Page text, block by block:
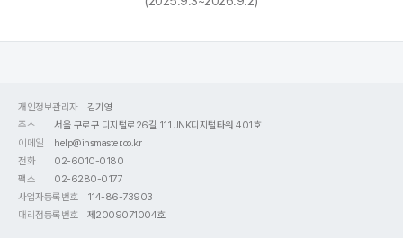
개인정보관리자
김기영
주소
서울 구로구 디지털로26길 111 JNK디지털타워 401호
이메일
help@insmaster.co.kr
전화
02-6010-0180
팩스
02-6280-0177
사업자등록번호
114-86-73903
대리점등록번호
제2009071004호